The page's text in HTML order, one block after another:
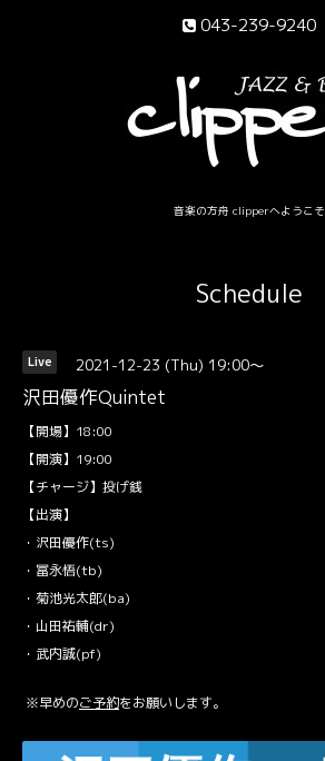
043-239-9240
音楽の方舟 clipperへようこそ
Schedule
Live 2021-12-23 (Thu) 19:00～
沢田優作Quintet
【開場】18:00
【開演】19:00
【チャージ】投げ銭
【出演】
・沢田優作(ts)
・冨永悟(tb)
・菊池光太郎(ba)
・山田祐輔(dr)
・武内誠(pf)
※早めのご予約をお願いします。